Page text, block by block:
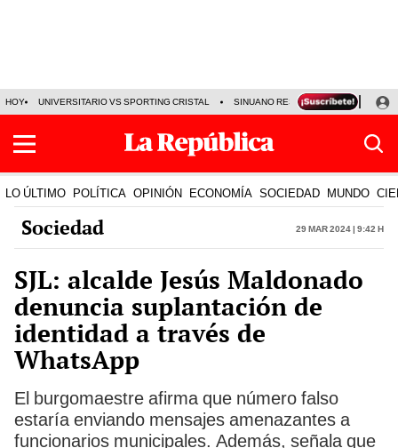
HOY UNIVERSITARIO VS SPORTING CRISTAL SINUANO RESULTADOS HOY
LO ÚLTIMO POLÍTICA OPINIÓN ECONOMÍA SOCIEDAD MUNDO
Sociedad 29 Mar 2024 | 9:42 h
SJL: alcalde Jesús Maldonado
denuncia suplantación de
identidad a través de
WhatsApp
El burgomaestre afirma que número falso
estaría enviando mensajes amenazantes a
funcionarios municipales. Además, señala que